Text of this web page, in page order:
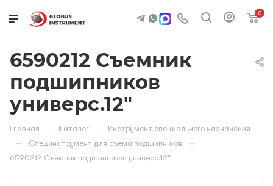
0
6590212 Съемник
подшипников
универс.12"
Главная — Каталог — Инструмент специального назначения
— Специнструмент для съема подшипников —
6590212 Съемник подшипников универс.12"